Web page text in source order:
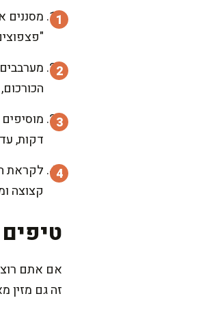
מסננים
דקות,
קצוצה
אם אתם
זה גם מזין